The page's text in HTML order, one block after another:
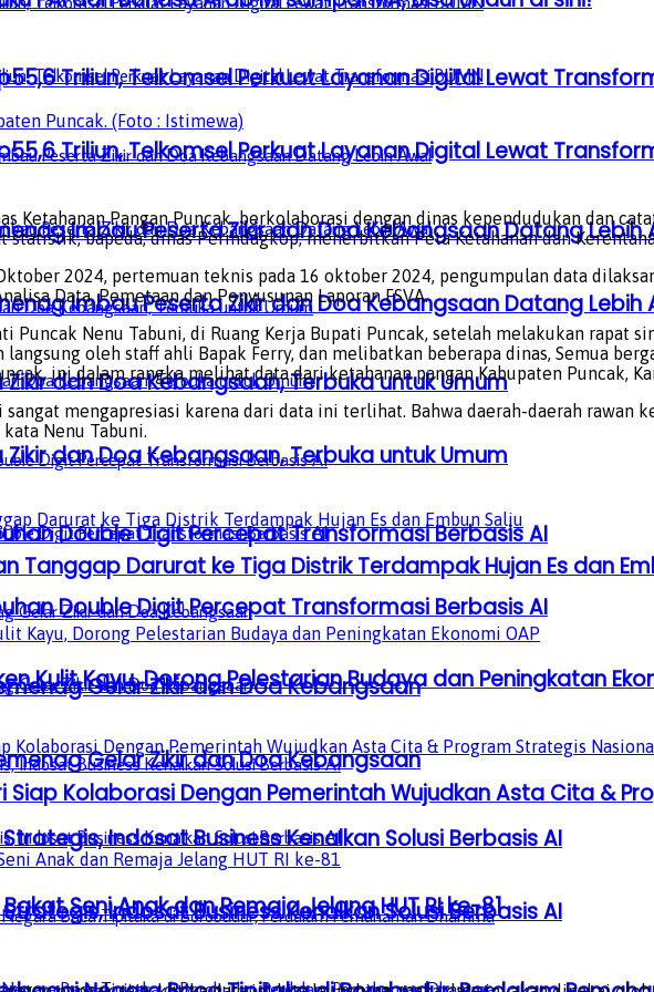
Triliun, Telkomsel Perkuat Layanan Digital Lewat
Imbau Peserta Zikir dan Doa Kebangsaan Datang Lebih
dan Doa Kebangsaan, Terbuka untuk Umum
Double Digit Percepat Transformasi Berbasis AI
Gelar Zikir dan Doa Kebangsaan
Indosat Business Kenalkan Solusi Berbasis AI
Triliun, Telkomsel Perkuat Layanan Digital Lewat
Imbau Peserta Zikir dan Doa Kebangsaan Datang Lebih
dan Doa Kebangsaan, Terbuka untuk Umum
Double Digit Percepat Transformasi Berbasis AI
Gelar Zikir dan Doa Kebangsaan
Indosat Business Kenalkan Solusi Berbasis AI
Puncak. (Foto : Istimewa)
Ketahanan Pangan Puncak, berkolaborasi dengan dinas kependudukan dan
statistik, bapeda, dinas Perindagkop, menerbitkan Peta Ketahanan dan
2024, pertemuan teknis pada 16 oktober 2024, pengumpulan data
Data, Pemetaan dan Penyusunan Laporan FSVA.
Puncak Nenu Tabuni, di Ruang Kerja Bupati Puncak, setelah melakukan rapat
oleh staff ahli Bapak Ferry, dan melibatkan beberapa dinas, Semua
ini dalam rangka melihat data dari ketahanan pangan Kabupaten Puncak,
mengapresiasi karena dari data ini terlihat. Bahwa daerah-daerah rawan
Nenu Tabuni.
Tanggap Darurat ke Tiga Distrik Terdampak Hujan Es dan
Kulit Kayu, Dorong Pelestarian Budaya dan Peningkatan
Siap Kolaborasi Dengan Pemerintah Wujudkan Asta Cita &
Seni Anak dan Remaja Jelang HUT RI ke-81